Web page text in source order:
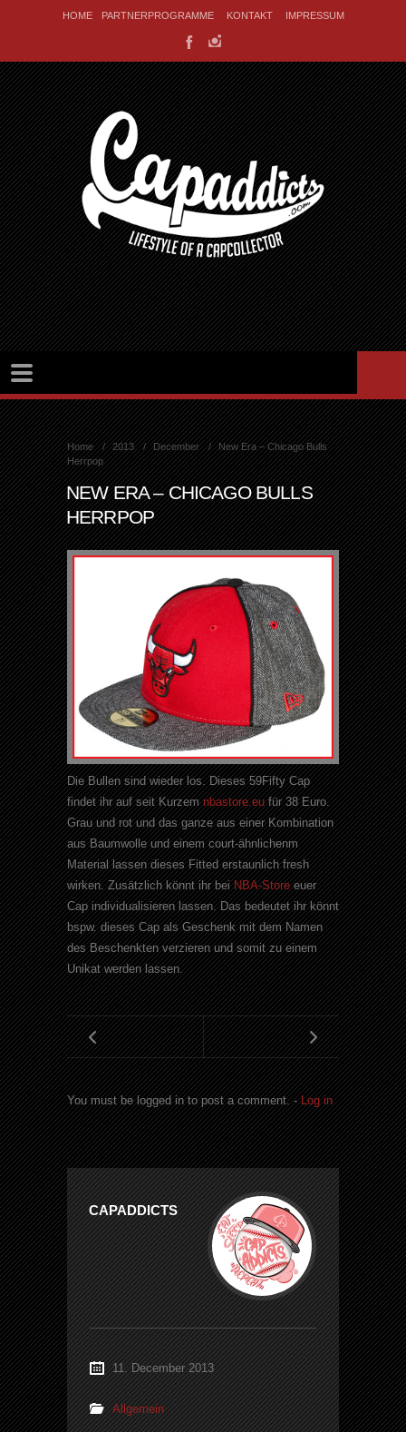
HOME PARTNERPROGRAMME KONTAKT IMPRESSUM
Home 2013 December
New Era – Chicago Bulls
Herrpop
NEW ERA – CHICAGO BULLS
HERRPOP
Die Bullen sind wieder los. Dieses 59Fifty Cap
findet ihr auf seit Kurzemnbastore.eufür 38 Euro.
Grau und rot und das ganze aus einer Kombination
aus Baumwolle und einem court-ähnlichenm
Material lassen dieses Fitted erstaunlich fresh
wirken. Zusätzlich könnt ihr beiNBA-Storeeuer
Cap individualisieren lassen. Das bedeutet ihr könnt
bspw. dieses Cap als Geschenk mit dem Namen
des Beschenkten verzieren und somit zu einem
Unikat werden lassen.
You must be logged in to post a comment. -Log in
CAPADDICTS
11. December 2013
Allgemein